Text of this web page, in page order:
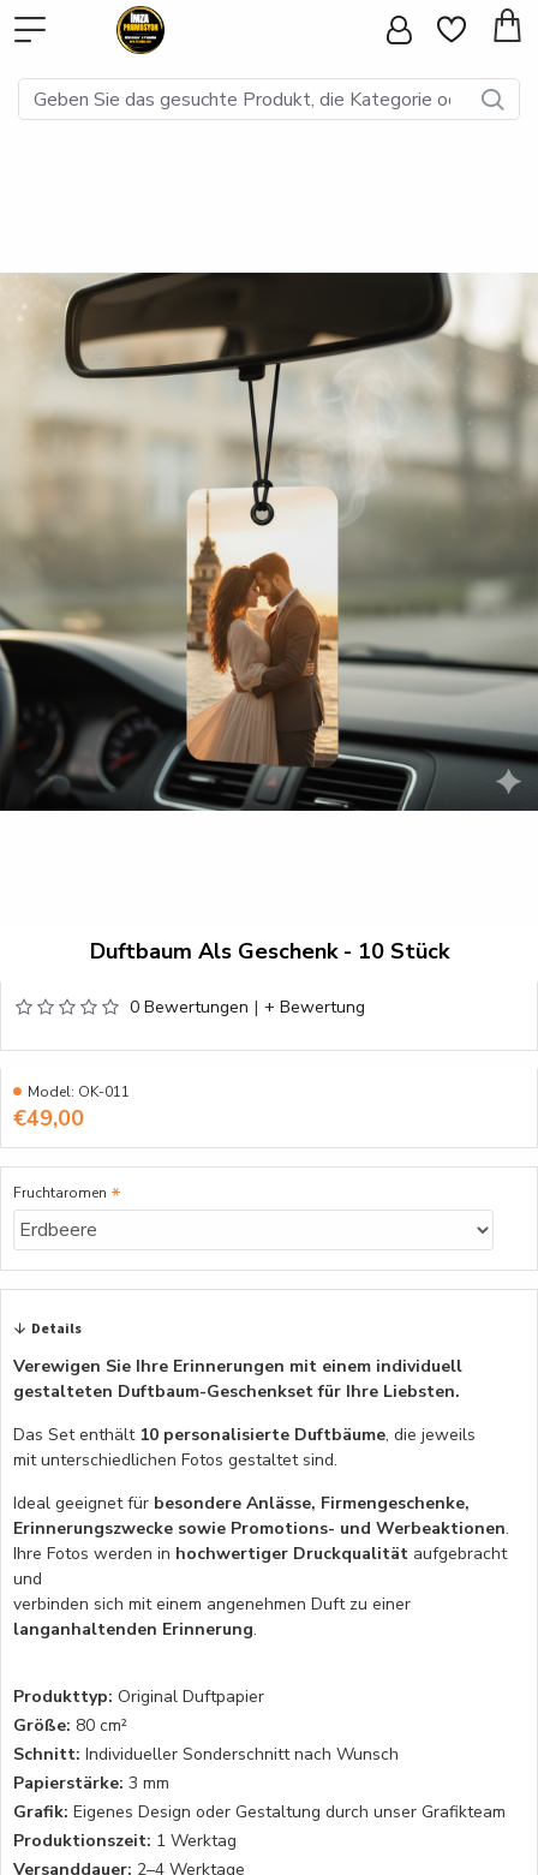
Duftbaum Als Geschenk - 10 Stück
0 Bewertungen | + Bewertung
€49,00
Model: OK-011
Fruchtaromen
Details
Verewigen Sie Ihre Erinnerungen mit einem individuell
gestalteten Duftbaum-Geschenkset für Ihre Liebsten.
Das Set enthält 10 personalisierte Duftbäume, die jeweils
mit unterschiedlichen Fotos gestaltet sind.
Ideal geeignet für besondere Anlässe, Firmengeschenke,
Erinnerungszwecke sowie Promotions- und Werbeaktionen.
Ihre Fotos werden in hochwertiger Druckqualität aufgebracht
und
verbinden sich mit einem angenehmen Duft zu einer
langanhaltenden Erinnerung.
Produkttyp: Original Duftpapier
Größe: 80 cm²
Schnitt: Individueller Sonderschnitt nach Wunsch
Papierstärke: 3 mm
Grafik: Eigenes Design oder Gestaltung durch unser Grafikteam
Produktionszeit: 1 Werktag
Versanddauer: 2–4 Werktage